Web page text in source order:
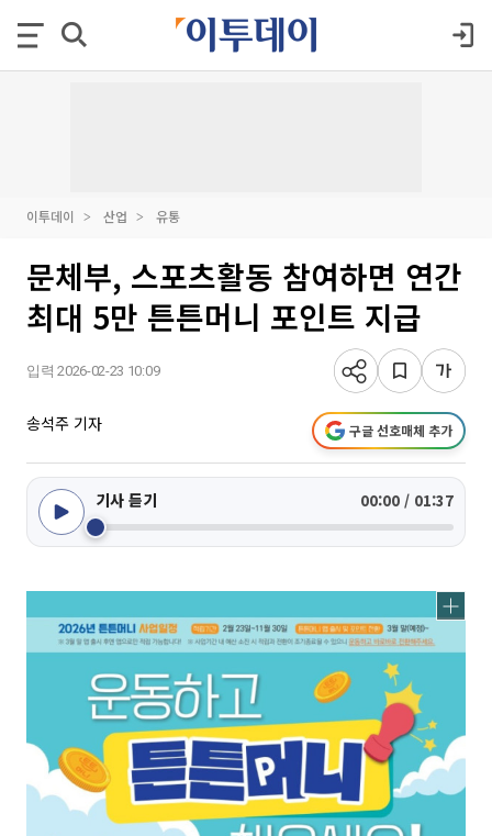
이투데이 산업 유통
문체부, 스포츠활동 참여하면 연간
최대 5만 튼튼머니 포인트 지급
입력 2026-02-23 10:09
송석주 기자 구글 선호매체 추가
기사 듣기 00:00 / 01:37